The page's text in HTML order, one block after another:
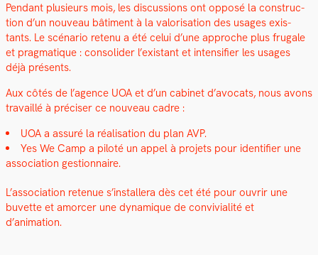
Pen­dant plusieurs mois, les dis­cus­sions ont opposé la con­struc­
tion d’un nou­veau bâti­ment à la val­ori­sa­tion des usages exis­
tants. Le scé­nario retenu a été celui d’une approche plus fru­gale
et prag­ma­tique : con­solid­er l’existant et inten­si­fi­er les usages
déjà présents.
Aux côtés de l’agence UOA et d’un cab­i­net d’avocats, nous avons
tra­vail­lé à pré­cis­er ce nou­veau cadre :
UOA a assuré la réal­i­sa­tion du plan AVP.
Yes We Camp a piloté un appel à pro­jets pour iden­ti­fi­er une
asso­ci­a­tion ges­tion­naire.
L’association retenue s’installera dès cet été pour ouvrir une
buvette et amorcer une dynamique de con­vivi­al­ité et
d’animation.